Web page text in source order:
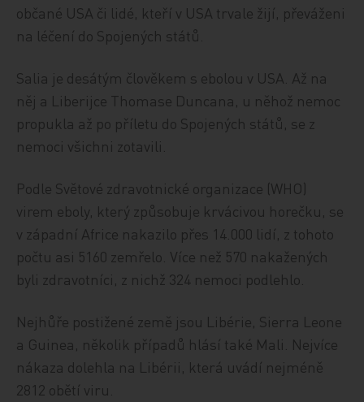
občané USA či lidé, kteří v USA trvale žijí, převáženi
na léčení do Spojených států.
Salia je desátým člověkem s ebolou v USA. Až na
něj a Liberijce Thomase Duncana, u něhož nemoc
propukla až po příletu do Spojených států, se z
nemoci všichni zotavili.
Podle Světové zdravotnické organizace (WHO)
virem eboly, který způsobuje krvácivou horečku, se
v západní Africe nakazilo přes 14.000 lidí, z tohoto
počtu asi 5160 zemřelo. Více než 570 nakažených
byli zdravotníci, z nichž 324 nemoci podlehlo.
Nejhůře postižené země jsou Libérie, Sierra Leone
a Guinea, několik případů hlásí také Mali. Nejvíce
nákaza dolehla na Libérii, která uvádí nejméně
2812 obětí viru.